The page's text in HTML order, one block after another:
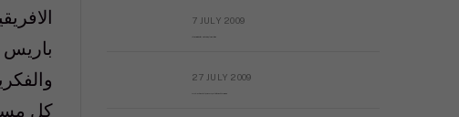
باريس
كل
7 JULY 2009
27 JULY 2009